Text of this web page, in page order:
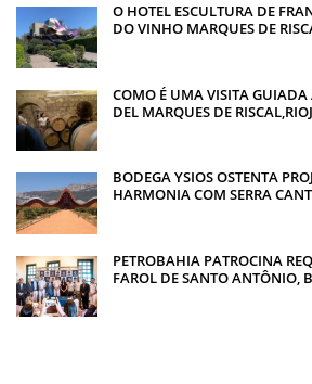
O HOTEL ESCULTURA DE
DO VINHO MARQUES DE
COMO É UMA VISITA GUIADA
DEL MARQUES DE
BODEGA YSIOS OSTENTA
HARMONIA COM SERRA
PETROBAHIA PATROCINA
FAROL DE SANTO ANTÔNIO,